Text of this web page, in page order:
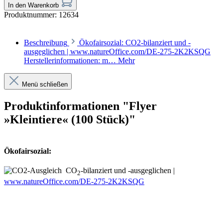
In den Warenkorb
Produktnummer: 12634
Beschreibung
Ökofairsozial: CO2-bilanziert und -
ausgeglichen | www.natureOffice.com/DE-275-2K2KSQG
Herstellerinformationen: m… Mehr
Menü schließen
Produktinformationen "Flyer
»Kleintiere« (100 Stück)"
Ökofairsozial:
CO2-bilanziert und -ausgeglichen |
www.natureOffice.com/DE-275-2K2KSQG